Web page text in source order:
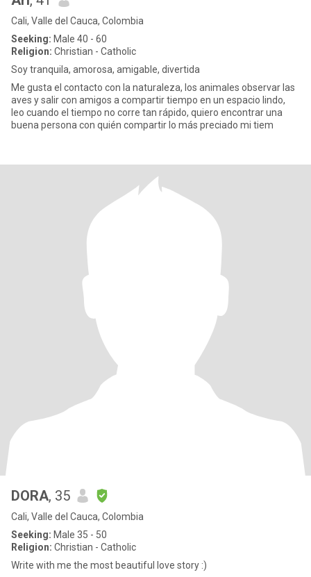
Cali, Valle del Cauca, Colombia
Seeking: Male 40 - 60
Religion: Christian - Catholic
Soy tranquila, amorosa, amigable, divertida
Me gusta el contacto con la naturaleza, los animales observar las
aves y salir con amigos a compartir tiempo en un espacio lindo,
leo cuando el tiempo no corre tan rápido, quiero encontrar una
buena persona con quién compartir lo más preciado mi tiem
DORA, 35
Cali, Valle del Cauca, Colombia
Seeking: Male 35 - 50
Religion: Christian - Catholic
Write with me the most beautiful love story :)